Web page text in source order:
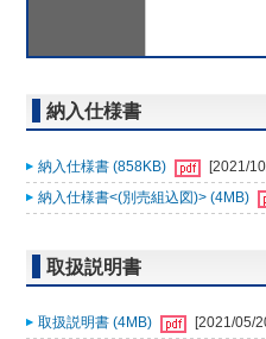
納入仕様書
納入仕様書 (858KB)
[2021/
納入仕様書<(別売組込図)> (4MB)
取扱説明書
取扱説明書 (4MB) [2021/05/